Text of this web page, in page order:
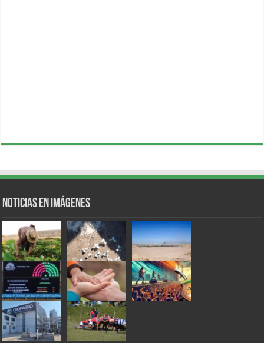
Noticias en Imágenes